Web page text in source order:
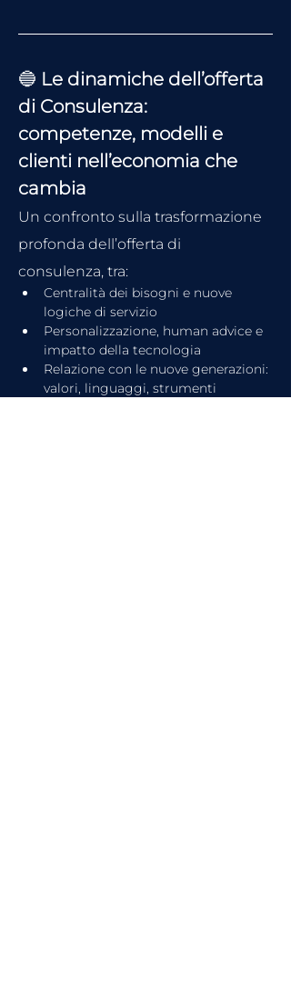
🔵 Le dinamiche dell’offerta
di Consulenza:
competenze, modelli e
clienti nell’economia che
cambia
Un confronto sulla trasformazione
profonda dell’offerta di
consulenza, tra:
Centralità dei bisogni e nuove
logiche di servizio
Personalizzazione, human advice e
impatto della tecnologia
Relazione con le nuove generazioni:
valori, linguaggi, strumenti